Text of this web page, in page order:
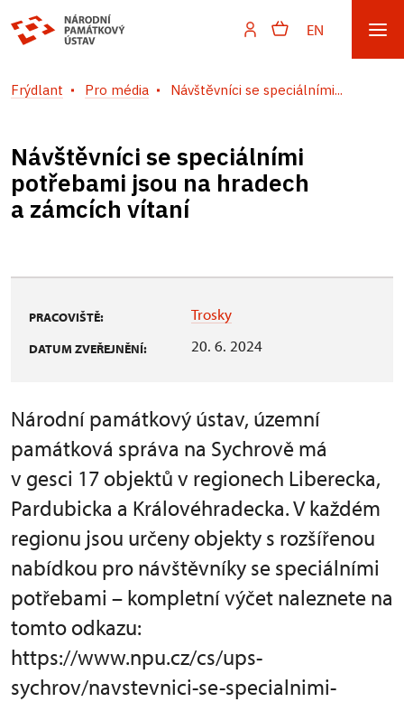
EN
Frýdlant Pro média Návštěvníci se speciálními...
Návštěvníci se speciálními
potřebami jsou na hradech
a zámcích vítaní
PRACOVIŠTĚ: Trosky
DATUM ZVEŘEJNĚNÍ: 20. 6. 2024
Národní památkový ústav, územní
památková správa na Sychrově má
v gesci 17 objektů v regionech Liberecka,
Pardubicka a Královéhradecka. V každém
regionu jsou určeny objekty s rozšířenou
nabídkou pro návštěvníky se speciálními
potřebami – kompletní výčet naleznete na
tomto odkazu:
https://www.npu.cz/cs/ups-
sychrov/navstevnici-se-specialnimi-